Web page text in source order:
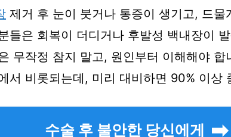
제거 후 눈이 붓거나 통증이 생기고, 드물
들은 회복이 더디거나 후발성 백내장이
무작정 참지 말고, 원인부터 이해해야 합
서 비롯되는데, 미리 대비하면 90% 이상
수술 후 불안한 당신에게